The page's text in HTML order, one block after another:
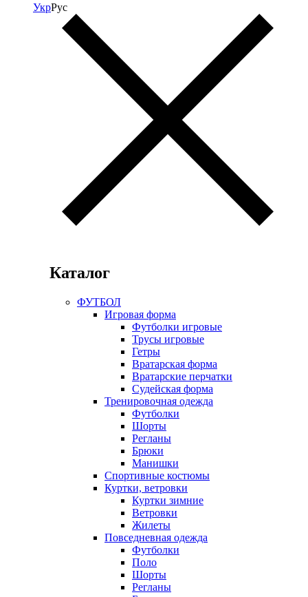
УкрРус
Каталог
ФУТБОЛ
Игровая форма
Футболки игровые
Трусы игровые
Гетры
Вратарская форма
Вратарские перчатки
Судейская форма
Тренировочная одежда
Футболки
Шорты
Регланы
Брюки
Манишки
Спортивные костюмы
Куртки, ветровки
Куртки зимние
Ветровки
Жилеты
Повседневная одежда
Футболки
Поло
Шорты
Регланы